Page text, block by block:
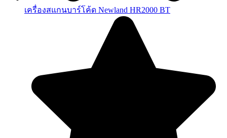
เครื่องสแกนบาร์โค้ด Newland HR2000 BT